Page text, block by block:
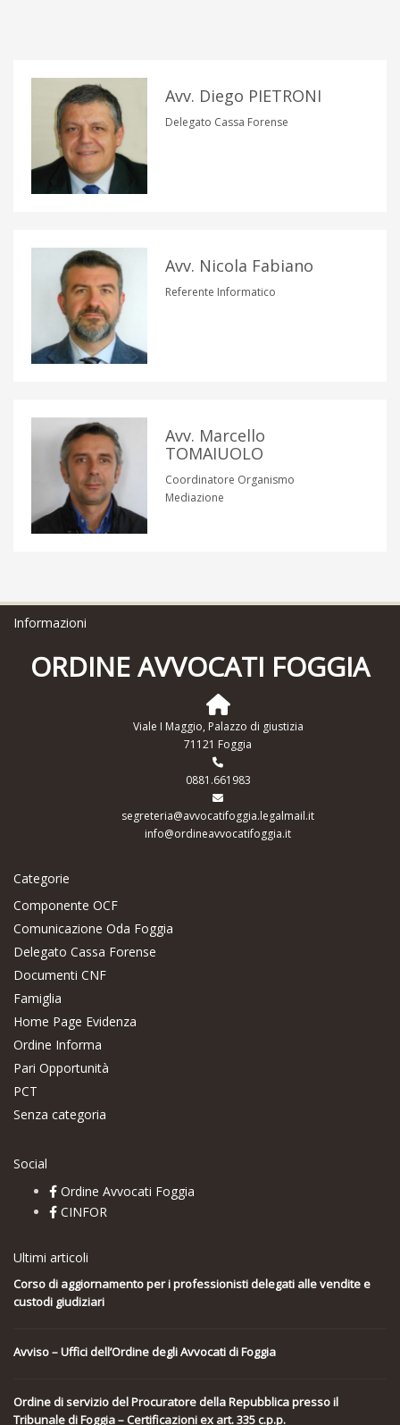
Avv. Diego PIETRONI
Delegato Cassa Forense
Avv. Nicola Fabiano
Referente Informatico
Avv. Marcello
TOMAIUOLO
Coordinatore Organismo
Mediazione
Informazioni
ORDINE AVVOCATI FOGGIA
Viale I Maggio, Palazzo di giustizia
71121 Foggia
0881.661983
segreteria@avvocatifoggia.legalmail.it
info@ordineavvocatifoggia.it
Categorie
Componente OCF
Comunicazione Oda Foggia
Delegato Cassa Forense
Documenti CNF
Famiglia
Home Page Evidenza
Ordine Informa
Pari Opportunità
PCT
Senza categoria
Social
Ordine Avvocati Foggia
CINFOR
Ultimi articoli
Corso di aggiornamento per i professionisti delegati alle vendite e
custodi giudiziari
Avviso – Uffici dell’Ordine degli Avvocati di Foggia
Ordine di servizio del Procuratore della Repubblica presso il
Tribunale di Foggia – Certificazioni ex art. 335 c.p.p.